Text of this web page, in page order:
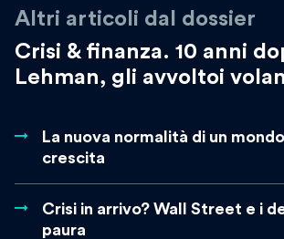
Altri articoli dal dossier
Crisi & finanza. 10 anni
Lehman, gli avvoltoi
La nuova normalità di un
crescita
Crisi in arrivo? Wall Street e i
paura